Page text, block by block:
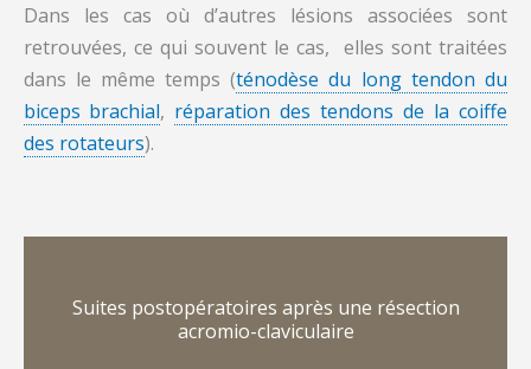
Dans les cas où d’autres lésions associées sont
retrouvées, ce qui souvent le cas, elles sont traitées
dans le même temps (ténodèse du long tendon du
biceps brachial, réparation des tendons de la coiffe
des rotateurs).
Suites postopératoires après une résection
acromio-claviculaire